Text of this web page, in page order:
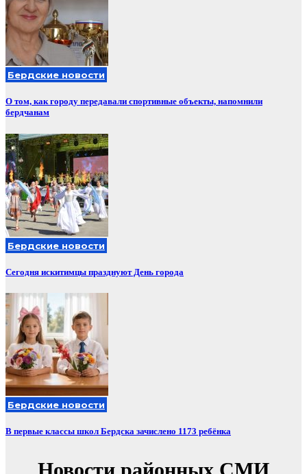
Бердские новости
О том, как городу передавали спортивные объекты, напомнили
бердчанам
Бердские новости
Сегодня искитимцы празднуют День города
Бердские новости
В первые классы школ Бердска зачислено 1173 ребёнка